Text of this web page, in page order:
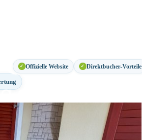
✓ Offizielle Website ✓ Direktbucher-Vorteile